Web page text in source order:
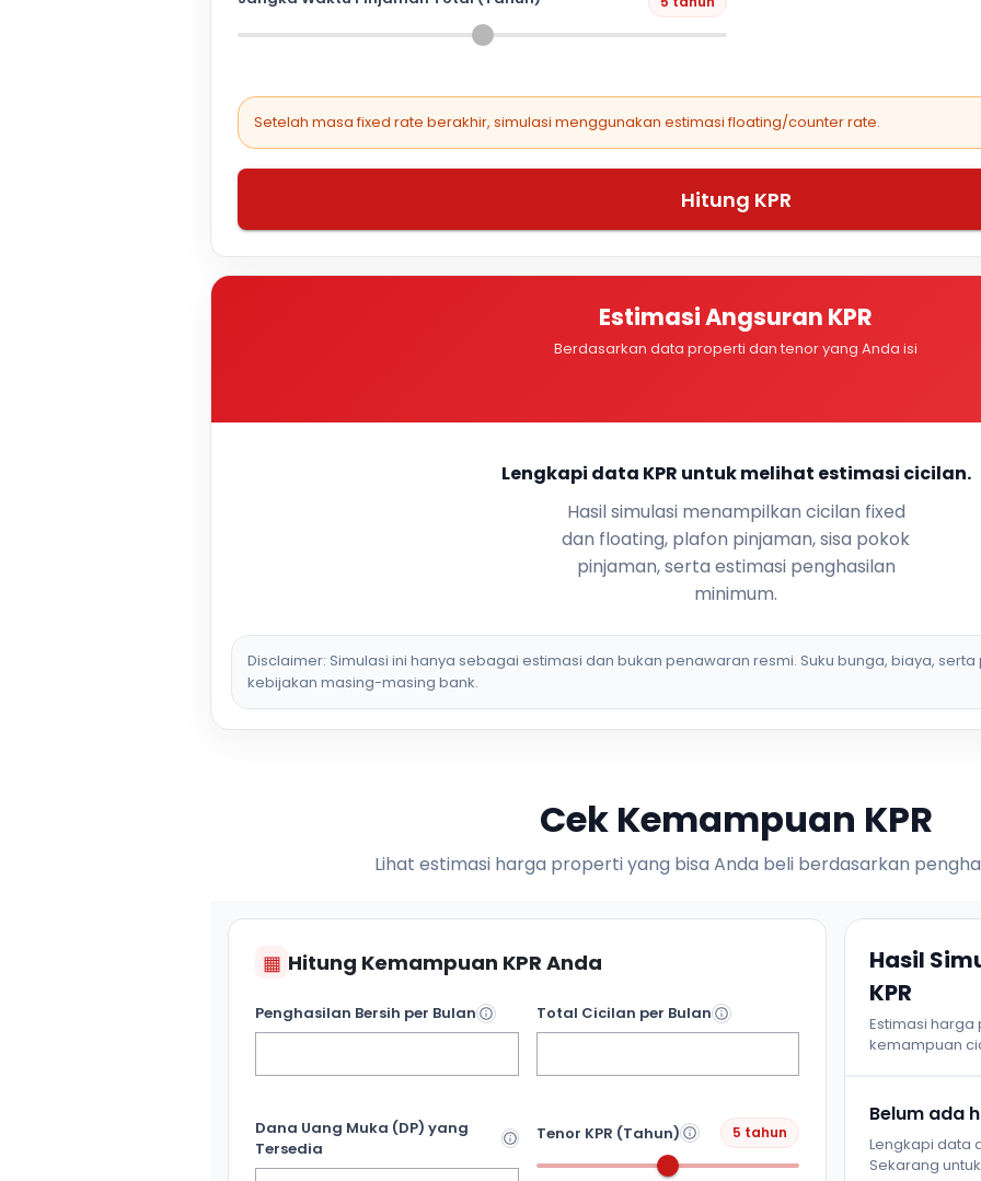
Setelah masa fixed rate berakhir, simulasi menggunakan estimasi floating/counter rate.
Hitung KPR
Estimasi Angsuran KPR
Berdasarkan data properti dan tenor yang Anda isi
Lengkapi data KPR untuk melihat estimasi cicilan.
Hasil simulasi menampilkan cicilan fixed
dan floating, plafon pinjaman, sisa pokok
pinjaman, serta estimasi penghasilan
minimum.
Disclaimer: Simulasi ini hanya sebagai estimasi dan bukan penawaran resmi. Suku bunga, biaya,
kebijakan masing-masing bank.
Cek Kemampuan KPR
Lihat estimasi harga properti yang bisa Anda beli berdasarkan
▦ Hitung Kemampuan KPR Anda
Penghasilan Bersih per Bulan Total Cicilan per Bulan
Dana Uang Muka (DP) yang
Tersedia
Tenor KPR (Tahun) 5 tahun
Hasil
KPR
Estimasi
kemampuan
Belum ada
Lengkapi data
Sekarang